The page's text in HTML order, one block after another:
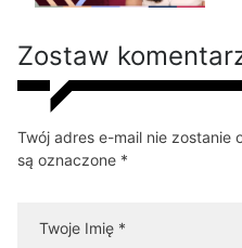
Zostaw
Twój adres e-mail nie zostanie
są oznaczone *